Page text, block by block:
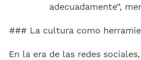
adecuadamente”,
### La cultura como
En la era de las redes